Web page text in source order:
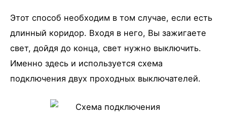
Этот способ необходим в том случае, если есть
длинный коридор. Входя в него, Вы зажигаете
свет, дойдя до конца, свет нужно выключить.
Именно здесь и используется схема
подключения двух проходных выключателей.